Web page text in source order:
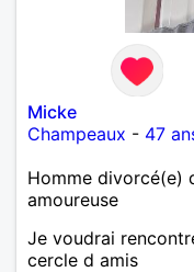
Micke
Champeaux - 47
Homme divorcé(e)
amoureuse
Je voudrai
cercle d amis